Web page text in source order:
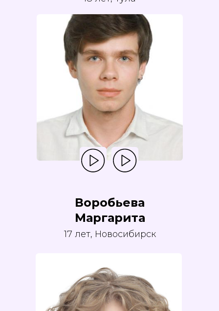
Воробьева
Маргарита
17 лет, Новосибирск